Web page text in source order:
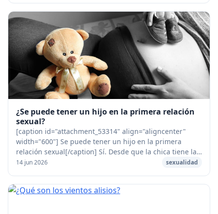
¿Se puede tener un hijo en la primera relación
sexual?
[caption id="attachment_53314" align="aligncenter"
width="600"] Se puede tener un hijo en la primera
relación sexual[/caption] Sí. Desde que la chica tiene la
regla que un chico puede eyacular, puede...
14 jun 2026 sexualidad